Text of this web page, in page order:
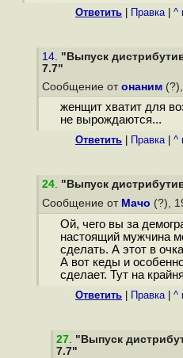
Ответить Правка| ^
14. "Выпуск
7.7"
Сообщение от онаним
женщит хватит для
не вырождаются...
Ответить Правка| ^
24. "Выпуск
Сообщение от Мачо (?),
Ой, чего вы за
настоящий мужчина
сделать. А этот в
А вот кеды и
сделает. Тут на
Ответить Правка| ^
27. "Выпуск
7.7"